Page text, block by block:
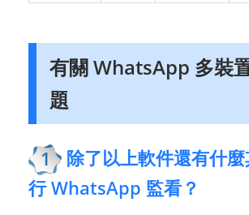
有關 WhatsApp 多裝
題
1
除了以上軟件還有什
行 WhatsApp 監看？